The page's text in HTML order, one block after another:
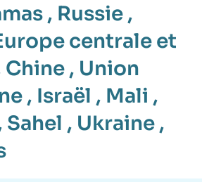
, Russie ,
centrale et
Chine , Union
, Israël , Mali ,
Sahel , Ukraine ,